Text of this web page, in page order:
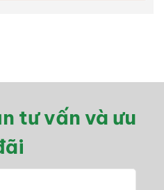
tư vấn và ưu